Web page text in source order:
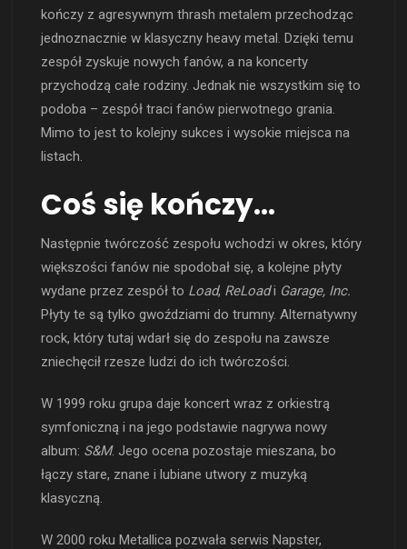
kończy z agresywnym thrash metalem przechodząc
jednoznacznie w klasyczny heavy metal. Dzięki temu
zespół zyskuje nowych fanów, a na koncerty
przychodzą całe rodziny. Jednak nie wszystkim się to
podoba – zespół traci fanów pierwotnego grania.
Mimo to jest to kolejny sukces i wysokie miejsca na
listach.
Coś się kończy…
Następnie twórczość zespołu wchodzi w okres, który
większości fanów nie spodobał się, a kolejne płyty
wydane przez zespół to Load, ReLoadi Garage, Inc.
Płyty te są tylko gwoździami do trumny. Alternatywny
rock, który tutaj wdarł się do zespołu na zawsze
zniechęcił rzesze ludzi do ich twórczości.
W 1999 roku grupa daje koncert wraz z orkiestrą
symfoniczną i na jego podstawie nagrywa nowy
album: S&M. Jego ocena pozostaje mieszana, bo
łączy stare, znane i lubiane utwory z muzyką
klasyczną.
W 2000 roku Metallica pozwała serwis Napster,